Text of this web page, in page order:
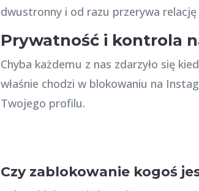
dwustronny i od razu przerywa
Prywatność i kontrola
Chyba każdemu z nas zdarzyło się
właśnie chodzi w blokowaniu na
Twojego profilu.
Czy zablokowanie kogoś